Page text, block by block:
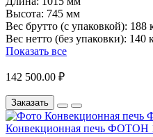
Высота: 745 мм
Вес брутто (с упаковкой): 188
Вес нетто (без упаковки): 140
Показать все
142 500.00 ₽
Заказать
Конвекционная печь ФОТОН